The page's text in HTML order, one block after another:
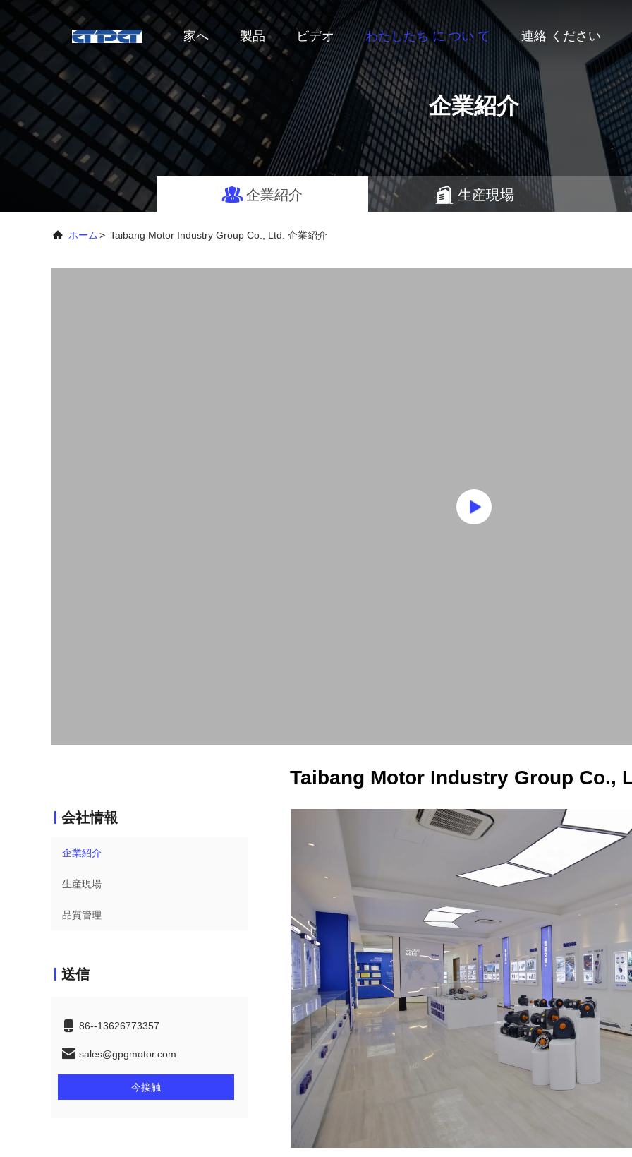
家へ 製品 ビデオ わたしたち に つい て 連絡 ください
企業紹介
企業紹介 生産現場
ホーム > Taibang Motor Industry Group Co., Ltd. 企業紹介
Taibang Motor Industry Group Co.,
会社情報
企業紹介
生産現場
品質管理
送信
86--13626773357
sales@gpgmotor.com
今接触